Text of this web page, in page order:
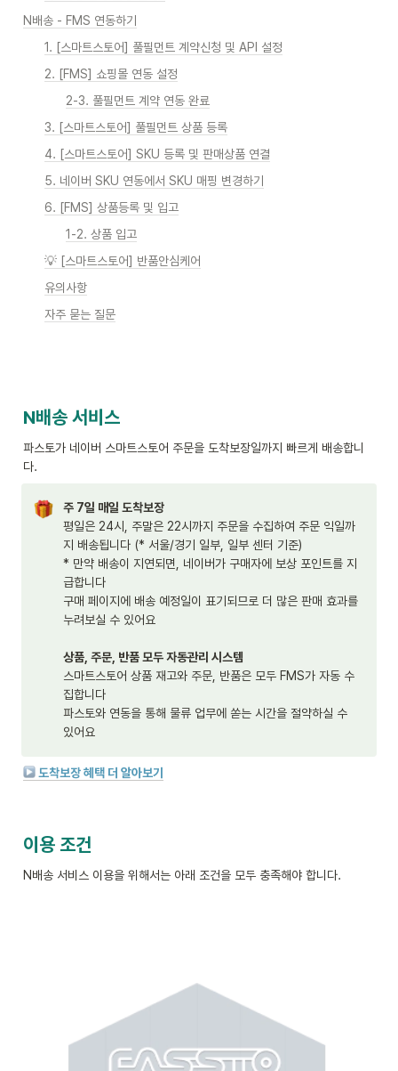
N배송 - FMS 연동하기
1. [스마트스토어] 풀필먼트 계약신청 및 API 설정
2. [FMS] 쇼핑몰 연동 설정
2-3. 풀필먼트 계약 연동 완료
3. [스마트스토어] 풀필먼트 상품 등록
4. [스마트스토어] SKU 등록 및 판매상품 연결
5. 네이버 SKU 연동에서 SKU 매핑 변경하기
6. [FMS] 상품등록 및 입고
1-2. 상품 입고
💡 [스마트스토어] 반품안심케어
유의사항
자주 묻는 질문
N배송 서비스
파스토가 네이버 스마트스토어 주문을 도착보장일까지 빠르게 배송합니
다.
평일은 24시, 주말은 22시까지 주문을 수집하여 주문 익일까
지 배송됩니다 (* 서울/경기 일부, 일부 센터 기준)
* 만약 배송이 지연되면, 네이버가 구매자에 보상 포인트를 지
급합니다
구매 페이지에 배송 예정일이 표기되므로 더 많은 판매 효과를
누려보실 수 있어요
상품, 주문, 반품 모두 자동관리 시스템
스마트스토어 상품 재고와 주문, 반품은 모두 FMS가 자동 수
집합니다
파스토와 연동을 통해 물류 업무에 쏟는 시간을 절약하실 수
있어요
도착보장 혜택 더 알아보기
이용 조건
N배송 서비스 이용을 위해서는 아래 조건을 모두 충족해야 합니다.